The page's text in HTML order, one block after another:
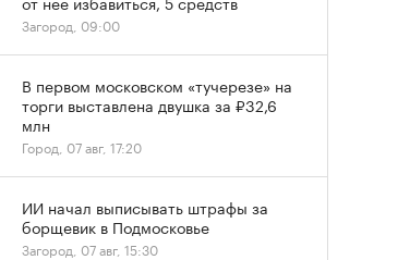
Загород, 09:00
В первом московском «тучерезе» на
торги выставлена двушка за ₽32,6
млн
Город, 07 авг, 17:20
ИИ начал выписывать штрафы за
борщевик в Подмосковье
Загород, 07 авг, 15:30